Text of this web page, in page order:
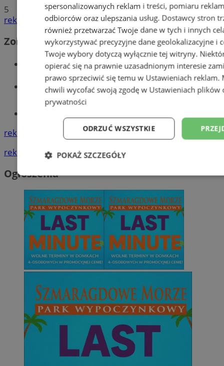
5
reklama
Zobacz również
Wiadomości kryminalne w Sosnowcu
Wiadomości lokalne
reklama
reklama
Ogłoszenia
spersonalizowanych reklam i treści, pomiaru
odbiorców oraz ulepszania usług. Dostawcy stron
również przetwarzać Twoje dane w tych i innych
wykorzystywać precyzyjne dane geolokalizacyjne i
Twoje wybory dotyczą wyłącznie tej witryny.
opierać się na prawnie uzasadnionym interesie
prawo sprzeciwić się temu w Ustawieniach reklam.
chwili wycofać swoją zgodę w Ustawieniach plików
prywatności
ODRZUĆ WSZYSTKIE
POKAŻ SZCZEGÓŁY
Niezbędne Wydajność
Niesklasyfikowane
Niezbędne Wydajność Targetowanie
Niezbędne pliki cookie umożliwiają korzystanie z podstawowych
takich jak logowanie użytkownika i zarządzanie kontem. Bez
można prawidłowo korzystać ze strony internetowej.
SessID
sosnowiecki.pl